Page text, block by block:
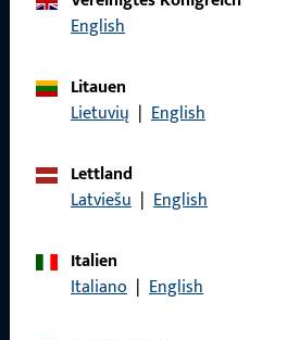
Rufen Sie uns an
English
Litauen
Lietuvių | English
Lettland
Latviešu | English
Italien
Italiano | English